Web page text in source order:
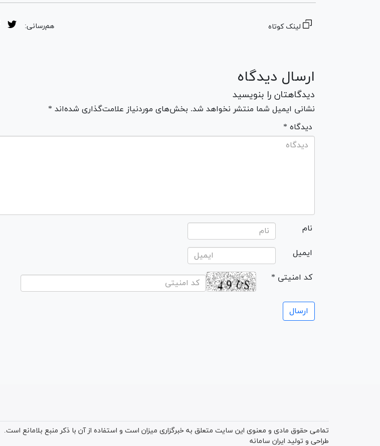
لینک کوتاه هم‌رسانی:
ارسال دیدگاه
دیدگاهتان را بنویسید
نشانی ایمیل شما منتشر نخواهد شد. بخش‌های موردنیاز علامت‌گذاری شده‌اند *
* دیدگاه
نام
ایمیل
* کد امنیتی
تمامی حقوق مادی و معنوی این سایت متعلق به خبرگزاری میزان است و استفاده از آن با ذکر منبع بلامانع است.
طراحی و تولید ایران سامانه